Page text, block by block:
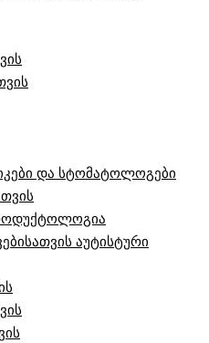
და სტომატოლოგები
აუტისტური